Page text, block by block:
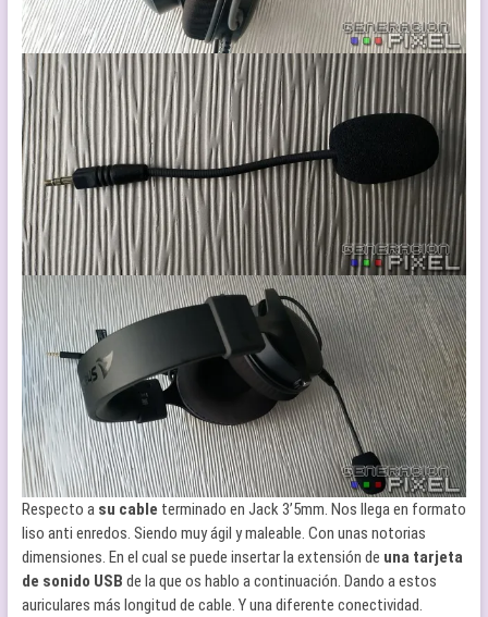
Respecto a su cable terminado en Jack 3’5mm. Nos llega en formato
liso anti enredos. Siendo muy ágil y maleable. Con unas notorias
dimensiones. En el cual se puede insertar la extensión de una tarjeta
de sonido USB de la que os hablo a continuación. Dando a estos
auriculares más longitud de cable. Y una diferente conectividad.